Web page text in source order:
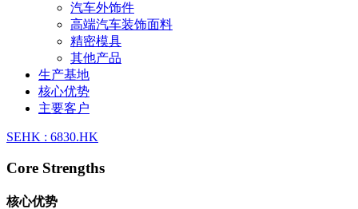
汽车外饰件
高端汽车装饰面料
精密模具
其他产品
生产基地
核心优势
主要客户
SEHK : 6830.HK
Core Strengths
核心优势